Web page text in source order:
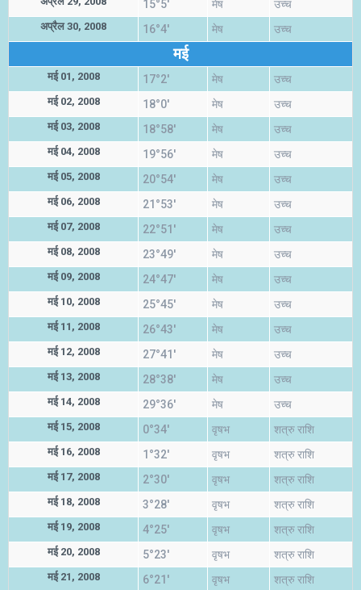
15°5' मेष उच्च
अप्रैल 30, 2008 16°4' मेष उच्च
मई
मई 01, 2008 17°2' मेष उच्च
मई 02, 2008 18°0' मेष उच्च
मई 03, 2008 18°58' मेष उच्च
मई 04, 2008 19°56' मेष उच्च
मई 05, 2008 20°54' मेष उच्च
मई 06, 2008 21°53' मेष उच्च
मई 07, 2008 22°51' मेष उच्च
मई 08, 2008 23°49' मेष उच्च
मई 09, 2008 24°47' मेष उच्च
मई 10, 2008 25°45' मेष उच्च
मई 11, 2008 26°43' मेष उच्च
मई 12, 2008 27°41' मेष उच्च
मई 13, 2008 28°38' मेष उच्च
मई 14, 2008 29°36' मेष उच्च
मई 15, 2008 0°34' वृषभ शत्रु राशि
मई 16, 2008 1°32' वृषभ शत्रु राशि
मई 17, 2008 2°30' वृषभ शत्रु राशि
मई 18, 2008 3°28' वृषभ शत्रु राशि
मई 19, 2008 4°25' वृषभ शत्रु राशि
मई 20, 2008 5°23' वृषभ शत्रु राशि
मई 21, 2008 6°21' वृषभ शत्रु राशि